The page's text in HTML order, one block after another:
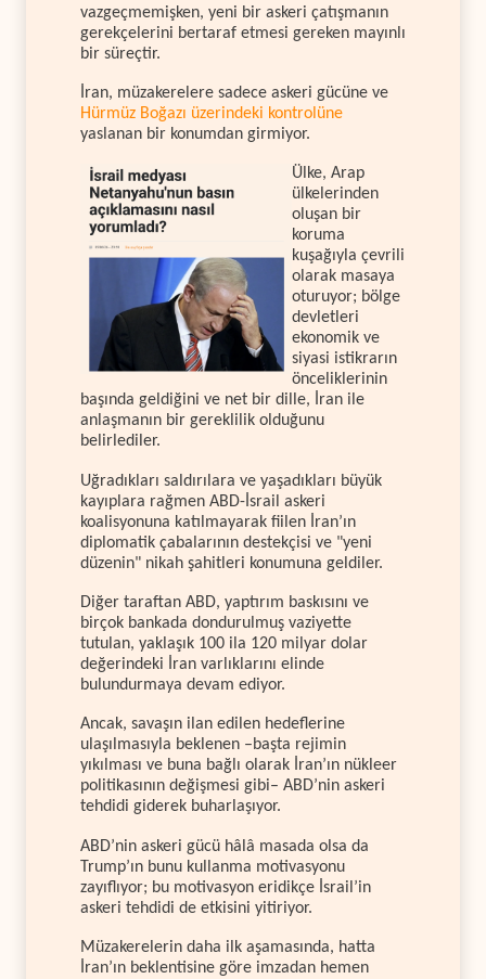
vazgeçmemişken, yeni bir askeri çatışmanın
gerekçelerini bertaraf etmesi gereken mayınlı
bir süreçtir.
İran, müzakerelere sadece askeri gücüne ve
Hürmüz Boğazı üzerindeki kontrolüne
yaslanan bir konumdan girmiyor.
Ülke, Arap
ülkelerinden
oluşan bir
koruma
kuşağıyla çevrili
olarak masaya
oturuyor; bölge
devletleri
ekonomik ve
siyasi istikrarın
önceliklerinin
başında geldiğini ve net bir dille, İran ile
anlaşmanın bir gereklilik olduğunu
belirlediler.
Uğradıkları saldırılara ve yaşadıkları büyük
kayıplara rağmen ABD-İsrail askeri
koalisyonuna katılmayarak fiilen İran’ın
diplomatik çabalarının destekçisi ve "yeni
düzenin" nikah şahitleri konumuna geldiler.
Diğer taraftan ABD, yaptırım baskısını ve
birçok bankada dondurulmuş vaziyette
tutulan, yaklaşık 100 ila 120 milyar dolar
değerindeki İran varlıklarını elinde
bulundurmaya devam ediyor.
Ancak, savaşın ilan edilen hedeflerine
ulaşılmasıyla beklenen –başta rejimin
yıkılması ve buna bağlı olarak İran’ın nükleer
politikasının değişmesi gibi– ABD’nin askeri
tehdidi giderek buharlaşıyor.
ABD’nin askeri gücü hâlâ masada olsa da
Trump’ın bunu kullanma motivasyonu
zayıflıyor; bu motivasyon eridikçe İsrail’in
askeri tehdidi de etkisini yitiriyor.
Müzakerelerin daha ilk aşamasında, hatta
İran’ın beklentisine göre imzadan hemen